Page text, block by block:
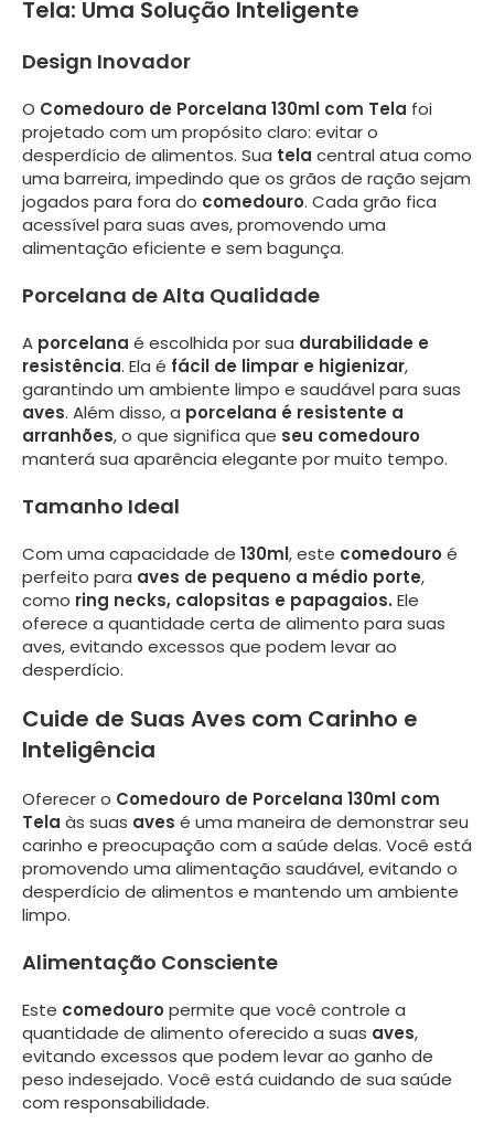
Tela: Uma Solução Inteligente
Design Inovador
O Comedouro de Porcelana 130ml com Tela foi
projetado com um propósito claro: evitar o
desperdício de alimentos. Sua tela central atua como
uma barreira, impedindo que os grãos de ração sejam
jogados para fora do comedouro. Cada grão fica
acessível para suas aves, promovendo uma
alimentação eficiente e sem bagunça.
Porcelana de Alta Qualidade
A porcelana é escolhida por sua durabilidade e
resistência. Ela é fácil de limpar e higienizar,
garantindo um ambiente limpo e saudável para suas
aves. Além disso, a porcelana é resistente a
arranhões, o que significa que seu comedouro
manterá sua aparência elegante por muito tempo.
Tamanho Ideal
Com uma capacidade de 130ml, este comedouroé
perfeito para aves de pequeno a médio porte,
como ring necks, calopsitas e papagaios. Ele
oferece a quantidade certa de alimento para suas
aves, evitando excessos que podem levar ao
desperdício.
Cuide de Suas Aves com Carinho e
Inteligência
Oferecer o Comedouro de Porcelana 130ml com
Tela às suas aves é uma maneira de demonstrar seu
carinho e preocupação com a saúde delas. Você está
promovendo uma alimentação saudável, evitando o
desperdício de alimentos e mantendo um ambiente
limpo.
Alimentação Consciente
Este comedouropermite que você controle a
quantidade de alimento oferecido a suas aves,
evitando excessos que podem levar ao ganho de
peso indesejado. Você está cuidando de sua saúde
com responsabilidade.